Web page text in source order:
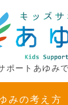
ポートあゆみ
みの考え方